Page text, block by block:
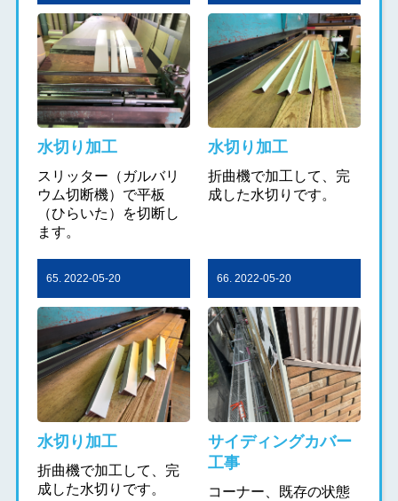
水切り加工
スリッター（ガルバリ
ウム切断機）で平板
（ひらいた）を切断し
ます。
水切り加工
折曲機で加工して、完
成した水切りです。
65. 2022-05-20
水切り加工
折曲機で加工して、完
成した水切りです。
66. 2022-05-20
サイディングカバー
工事
コーナー、既存の状態